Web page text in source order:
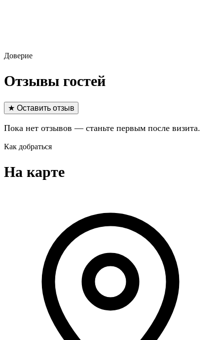
Доверие
Отзывы гостей
★ Оставить отзыв
Пока нет отзывов — станьте первым после визита.
Как добраться
На карте